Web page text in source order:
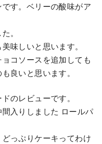
す。ベリーの酸味がア
。
味しいと思います。
コソースを追加しても
良いと思います。
のレビューです。
入りしました ロールパ
っぷりケーキってわけ